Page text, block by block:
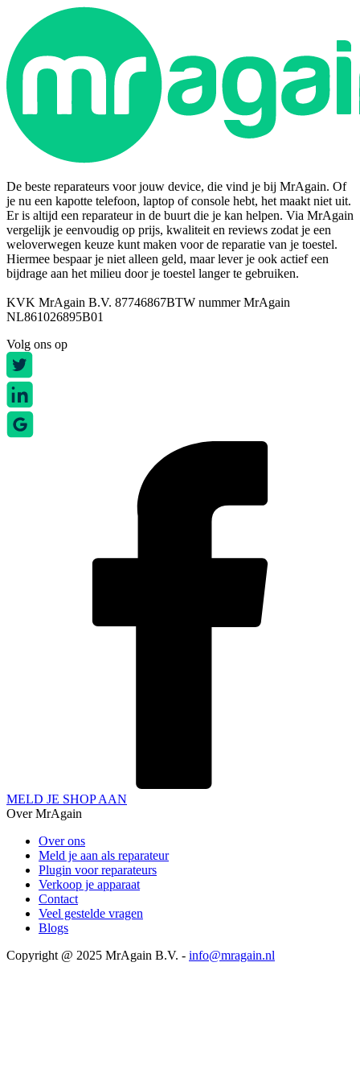
De beste reparateurs voor jouw device, die vind je bij MrAgain. Of
je nu een kapotte telefoon, laptop of console hebt, het maakt niet uit.
Er is altijd een reparateur in de buurt die je kan helpen. Via MrAgain
vergelijk je eenvoudig op prijs, kwaliteit en reviews zodat je een
weloverwegen keuze kunt maken voor de reparatie van je toestel.
Hiermee bespaar je niet alleen geld, maar lever je ook actief een
bijdrage aan het milieu door je toestel langer te gebruiken.
KVK MrAgain B.V. 87746867BTW nummer MrAgain
NL861026895B01
Volg ons op
MELD JE SHOP AAN
Over MrAgain
Over ons
Meld je aan als reparateur
Plugin voor reparateurs
Verkoop je apparaat
Contact
Veel gestelde vragen
Blogs
Copyright @ 2025 MrAgain B.V. - info@mragain.nl